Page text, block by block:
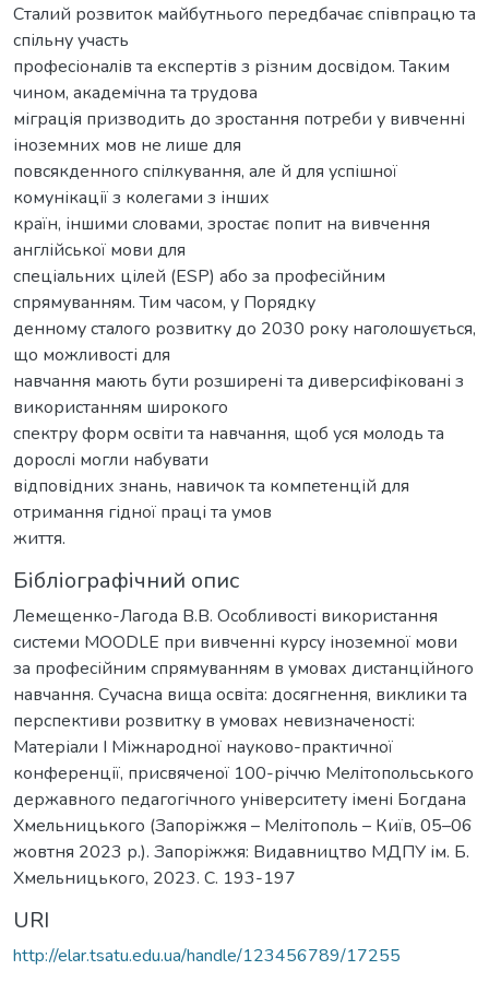
Сталий розвиток майбутнього передбачає співпрацю та
спільну участь
професіоналів та експертів з різним досвідом. Таким
чином, академічна та трудова
міграція призводить до зростання потреби у вивченні
іноземних мов не лише для
повсякденного спілкування, але й для успішної
комунікації з колегами з інших
країн, іншими словами, зростає попит на вивчення
англійської мови для
спеціальних цілей (ESP) або за професійним
спрямуванням. Тим часом, у Порядку
денному сталого розвитку до 2030 року наголошується,
що можливості для
навчання мають бути розширені та диверсифіковані з
використанням широкого
спектру форм освіти та навчання, щоб уся молодь та
дорослі могли набувати
відповідних знань, навичок та компетенцій для
отримання гідної праці та умов
життя.
Бібліографічний опис
Лемещенко-Лагода В.В. Особливості використання
системи MOODLE при вивченні курсу іноземної мови
за професійним спрямуванням в умовах дистанційного
навчання. Сучасна вища освіта: досягнення, виклики та
перспективи розвитку в умовах невизначеності:
Матеріали I Міжнародної науково-практичної
конференції, присвяченої 100-річчю Мелітопольського
державного педагогічного університету імені Богдана
Хмельницького (Запоріжжя – Мелітополь – Київ, 05–06
жовтня 2023 р.). Запоріжжя: Видавництво МДПУ ім. Б.
Хмельницького, 2023. С. 193-197
URI
http://elar.tsatu.edu.ua/handle/123456789/17255